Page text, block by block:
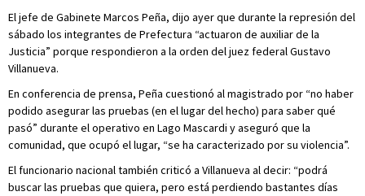
El jefe de Gabinete Marcos Peña, dijo ayer que durante la represión del
sábado los integrantes de Prefectura “actuaron de auxiliar de la
Justicia” porque respondieron a la orden del juez federal Gustavo
Villanueva.
En conferencia de prensa, Peña cuestionó al magistrado por “no haber
podido asegurar las pruebas (en el lugar del hecho) para saber qué
pasó” durante el operativo en Lago Mascardi y aseguró que la
comunidad, que ocupó el lugar, “se ha caracterizado por su violencia”.
El funcionario nacional también criticó a Villanueva al decir: “podrá
buscar las pruebas que quiera, pero está perdiendo bastantes días